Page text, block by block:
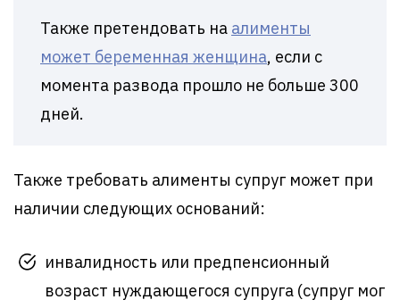
Также претендовать на алименты
может беременная женщина, если с
момента развода прошло не больше 300
дней.
Также требовать алименты супруг может при
наличии следующих оснований:
инвалидность или предпенсионный
возраст нуждающегося супруга (супруг мог